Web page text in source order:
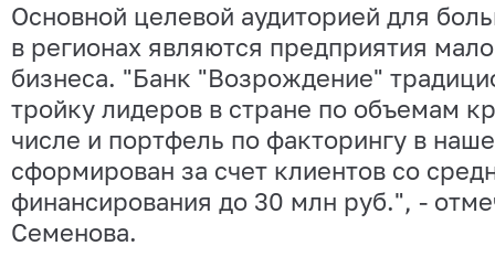
Основной целевой аудиторией для
в регионах являются предприятия
бизнеса. "Банк "Возрождение"
тройку лидеров в стране по объемам
числе и портфель по факторингу в
сформирован за счет клиентов со
финансирования до 30 млн руб.", -
Семенова.